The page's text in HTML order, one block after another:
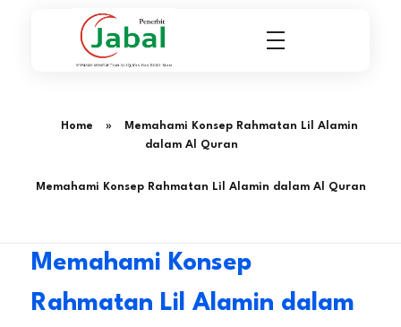
Home »
Memahami Konsep Rahmatan Lil Alamin
dalam Al Quran
Memahami Konsep Rahmatan Lil Alamin dalam Al Quran
Memahami Konsep
Rahmatan Lil Alamin dalam